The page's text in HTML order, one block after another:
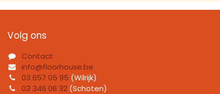
Volg ons
Contact
info@floorhouse.be
03 657 05 95 (Wilrijk)
03 346 06 32 (Schoten)